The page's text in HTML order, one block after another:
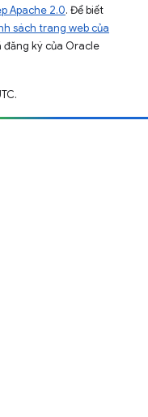
Apache 2.0. Để biết
sách trang web của
đăng ký của Oracle